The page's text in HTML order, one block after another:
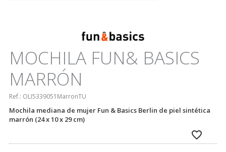
MOCHILA FUN& BASICS
MARRÓN
Ref.: OLI5339051MarronTU
Mochila mediana de mujer Fun & Basics Berlin de piel sintética
marrón (24 x 10 x 29 cm)